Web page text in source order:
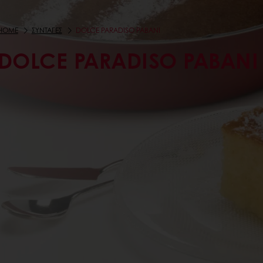
ΣΥΝΤΑΓΕΣ DOLCE PARADISO ΡΑΒΑΝΊ
PARADISO ΡΑΒΑΝΊ